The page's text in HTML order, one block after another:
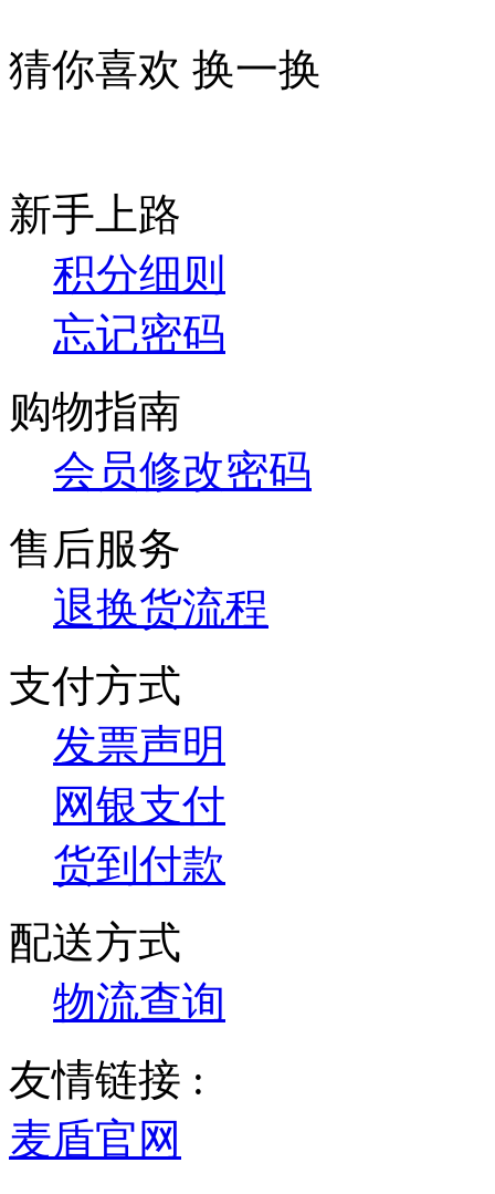
猜你喜欢 换一换
新手上路
积分细则
忘记密码
购物指南
会员修改密码
售后服务
退换货流程
支付方式
发票声明
网银支付
货到付款
配送方式
物流查询
友情链接 :
麦盾官网